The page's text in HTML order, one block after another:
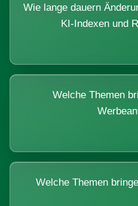
Wie lange dauern
KI-Indexen und
Welche Themen
Welche Themen